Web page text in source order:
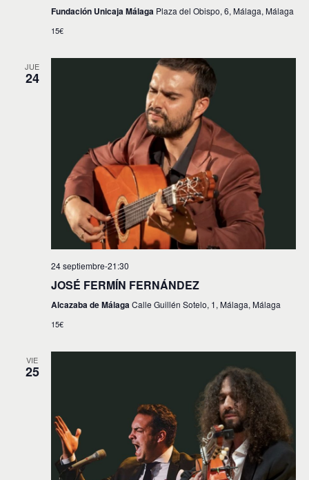
Fundación Unicaja Málaga Plaza del Obispo, 6, Málaga, Málaga
15€
JUE
24
24 septiembre-21:30
JOSÉ FERMÍN FERNÁNDEZ
Alcazaba de MálagaCalle Guillén Sotelo, 1, Málaga, Málaga
15€
VIE
25